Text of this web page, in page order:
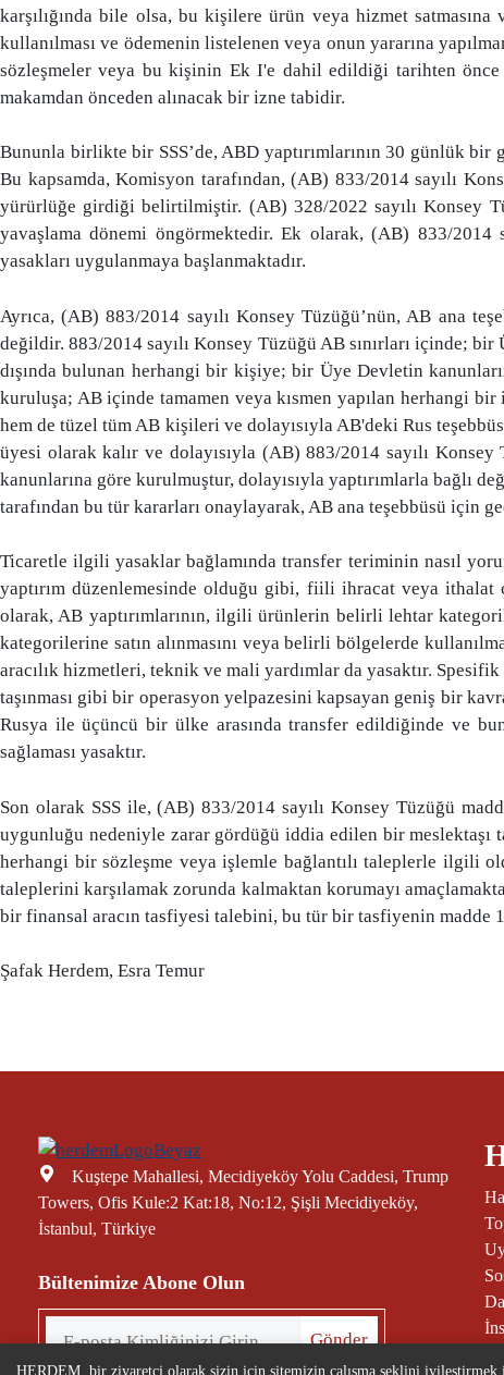
karşılığında bile olsa, bu kişilere ürün veya hizmet
kullanılması ve ödemenin listelenen veya onun yararına
sözleşmeler veya bu kişinin Ek I'e dahil edildiği tarihten
makamdan önceden alınacak bir izne tabidir.
Bununla birlikte bir SSS’de, ABD yaptırımlarının 30 günlük
Bu kapsamda, Komisyon tarafından, (AB) 833/2014 sayılı
yürürlüğe girdiği belirtilmiştir. (AB) 328/2022 sayılı Konsey
yavaşlama dönemi öngörmektedir. Ek olarak, (AB) 833/
yasakları uygulanmaya başlanmaktadır.
Ayrıca, (AB) 883/2014 sayılı Konsey Tüzüğü’nün, AB ana
değildir. 883/2014 sayılı Konsey Tüzüğü AB sınırları içinde;
dışında bulunan herhangi bir kişiye; bir Üye Devletin
kuruluşa; AB içinde tamamen veya kısmen yapılan herhangi
hem de tüzel tüm AB kişileri ve dolayısıyla AB'deki Rus
üyesi olarak kalır ve dolayısıyla (AB) 883/2014 sayılı
kanunlarına göre kurulmuştur, dolayısıyla yaptırımlarla bağlı
tarafından bu tür kararları onaylayarak, AB ana teşebbüsü için
Ticaretle ilgili yasaklar bağlamında transfer teriminin nasıl
yaptırım düzenlemesinde olduğu gibi, fiili ihracat veya ithalat
olarak, AB yaptırımlarının, ilgili ürünlerin belirli lehtar
kategorilerine satın alınmasını veya belirli bölgelerde
aracılık hizmetleri, teknik ve mali yardımlar da yasaktır.
taşınması gibi bir operasyon yelpazesini kapsayan geniş bir
Rusya ile üçüncü bir ülke arasında transfer edildiğinde ve
sağlaması yasaktır.
Son olarak SSS ile, (AB) 833/2014 sayılı Konsey Tüzüğü
uygunluğu nedeniyle zarar gördüğü iddia edilen bir meslektaşı
herhangi bir sözleşme veya işlemle bağlantılı taleplerle ilgili
taleplerini karşılamak zorunda kalmaktan korumayı
bir finansal aracın tasfiyesi talebini, bu tür bir tasfiyenin madde
Şafak Herdem, Esra Temur
Kuştepe Mahallesi, Mecidiyeköy Yolu Caddesi, Trump
Towers, Ofis Kule:2 Kat:18, No:12, Şişli Mecidiyeköy,
İstanbul, Türkiye
Bültenimize Abone Olun
HERDEM, bir ziyaretçi olarak sizin için sitemizin çalışma şeklini iyileştirmek